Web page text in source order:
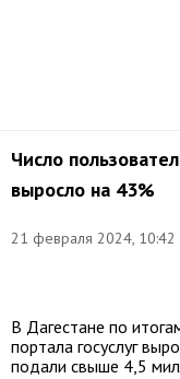
Число
выросло на 43%
21 февраля 2024, 10:42
В Дагестане по
портала госуслуг
подали свыше 4,5